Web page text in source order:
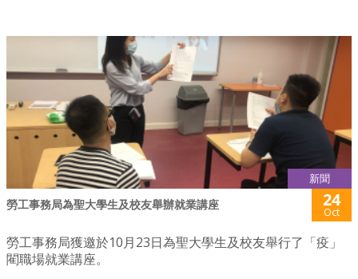
新聞
勞工事務局為聖大學生及校友舉辦就業講座 24
Oct
勞工事務局獲邀於10月23日為聖大學生及校友舉行了「疫」
閵職場就業講座。